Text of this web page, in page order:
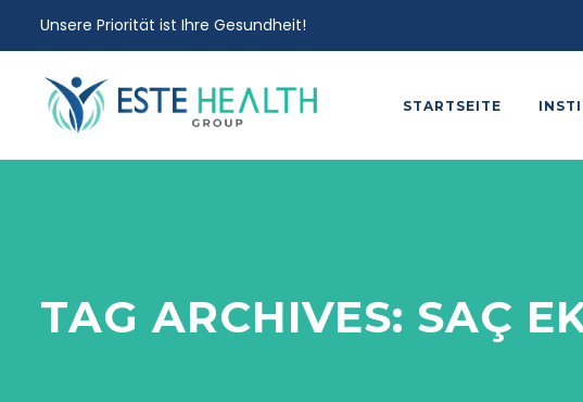
Unsere Priorität ist Ihre Gesundheit!
STARTSEITE
TAG ARCHIVES: SAÇ